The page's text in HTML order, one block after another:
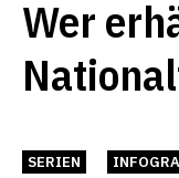
Wer
SERIEN